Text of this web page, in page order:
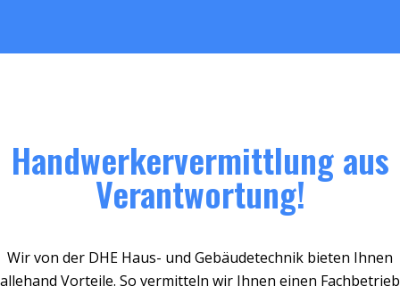
Handwerkervermittlung aus
Verantwortung!
Wir von der DHE Haus- und Gebäudetechnik bieten Ihnen
allehand Vorteile. So vermitteln wir Ihnen einen Fachbetrieb